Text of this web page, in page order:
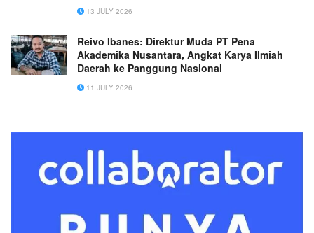
13 JULY 2026
Reivo Ibanes: Direktur Muda PT Pena
Akademika Nusantara, Angkat Karya Ilmiah
Daerah ke Panggung Nasional
11 JULY 2026